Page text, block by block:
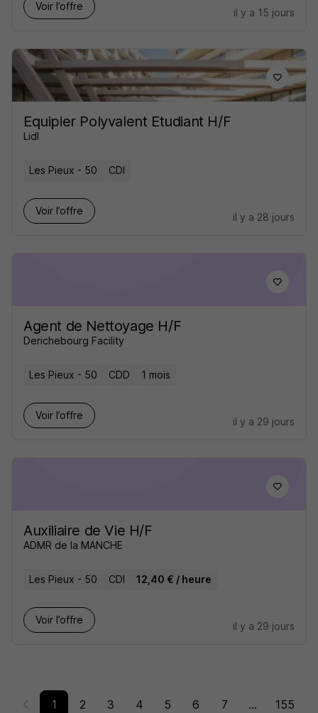
Voir l’offre
il y a 15 jours
Equipier Polyvalent Etudiant H/F
Lidl
Les Pieux - 50 CDI
Voir l’offre
il y a 28 jours
Agent de Nettoyage H/F
Derichebourg Facility
Les Pieux - 50 CDD 1 mois
Voir l’offre
il y a 29 jours
Auxiliaire de Vie H/F
ADMR de la MANCHE
Les Pieux - 50 CDI 12,40 € / heure
Voir l’offre
il y a 29 jours
1 2 3 4 5 6 7 ... 155